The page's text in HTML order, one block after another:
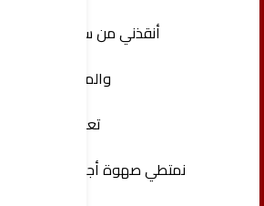
‏أنقذني من سخريات القتل
والموت
تعال
‏نمتطي صهوة أجنحة الأمل العالية